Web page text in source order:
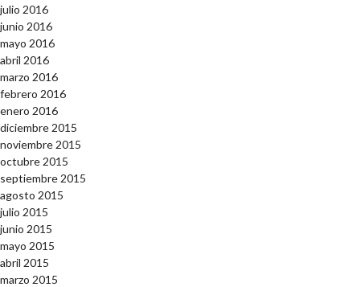
julio 2016
junio 2016
mayo 2016
abril 2016
marzo 2016
febrero 2016
enero 2016
diciembre 2015
noviembre 2015
octubre 2015
septiembre 2015
agosto 2015
julio 2015
junio 2015
mayo 2015
abril 2015
marzo 2015